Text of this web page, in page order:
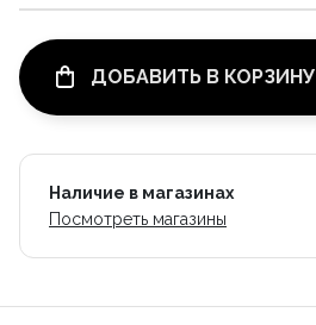
ДОБАВИТЬ В КОРЗИНУ
Наличие в магазинах
Посмотреть магазины